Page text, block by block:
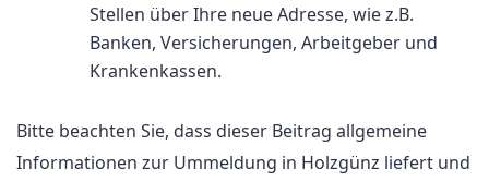
Stellen über Ihre neue Adresse, wie z.B.
Banken, Versicherungen, Arbeitgeber und
Krankenkassen.
Bitte beachten Sie, dass dieser Beitrag allgemeine
Informationen zur Ummeldung in Holzgünz liefert und